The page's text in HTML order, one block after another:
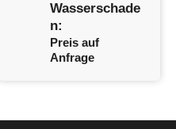
Wasserschade
n:
Preis auf
Anfrage